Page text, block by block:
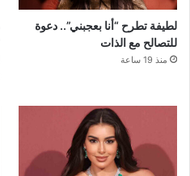
لطيفة تطرح “أنا بعجبني”.. دعوة
للتصالح مع الذات
منذ 19 ساعة